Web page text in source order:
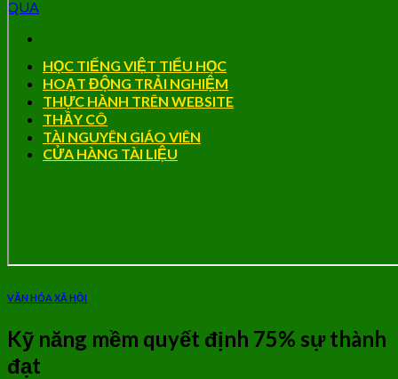
HỌC TIẾNG VIỆT TIỂU HỌC
HOẠT ĐỘNG TRẢI NGHIỆM
THỰC HÀNH TRÊN WEBSITE
THẦY CÔ
TÀI NGUYÊN GIÁO VIÊN
CỬA HÀNG TÀI LIỆU
VĂN HÓA XÃ HỘI
Kỹ năng mềm quyết định 75% sự thành
đạt